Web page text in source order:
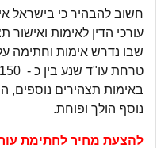
חשוב להבהיר כי בישראל
עורכי הדין לאימות
שבו נדרש אימות וחתימה
באימות תצהירים נוספים,
נוסף הולך ופוחת.
להצעת מחיר לחתימת